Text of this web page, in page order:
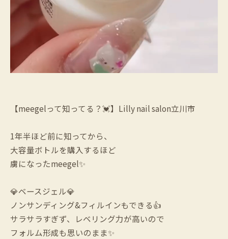
【meegelって知ってる？💓】Lilly nail salon立川市
1年半ほど前に知ってから、
大容量ボトルを購入するほど
虜になったmeegel✨
💎ベースジェル💎
ノンサンディング&フィルインもできる👍
サラサラすぎず、レベリング力が高いので
フォルム形成も思いのまま✨